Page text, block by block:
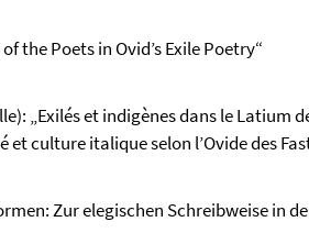
the Poets in Ovid’s Exile Poetry“
„Exilés et indigènes dans le Latium
culture italique selon l’Ovide des
Zur elegischen Schreibweise in